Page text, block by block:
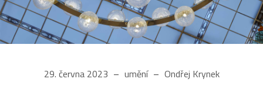
29. června 2023 umění Ondřej Krynek